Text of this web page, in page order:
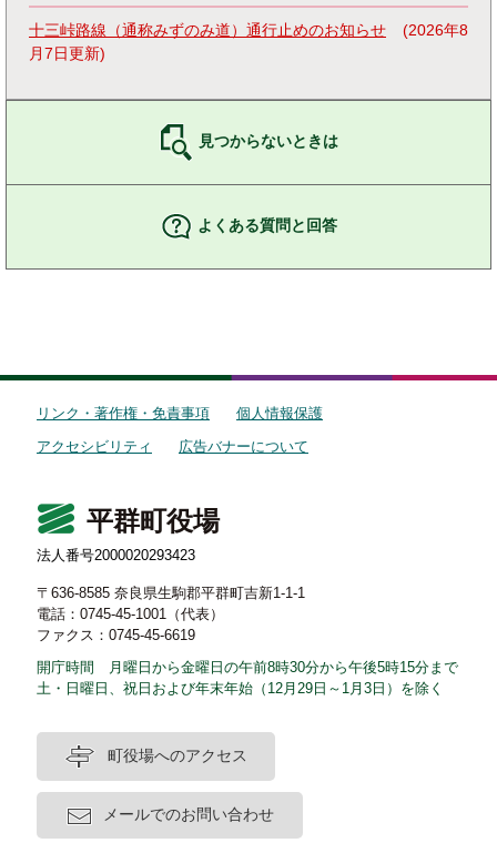
十三峠路線（通称みずのみ道）通行止めのお知らせ
2026年8
月7日更新
見つからないときは
よくある質問と回答
リンク・著作権・免責事項
個人情報保護
アクセシビリティ
広告バナーについて
平群町役場
法人番号2000020293423
〒636-8585 奈良県生駒郡平群町吉新1-1-1
電話：0745-45-1001（代表）
ファクス：0745-45-6619
開庁時間 月曜日から金曜日の午前8時30分から午後5時15分まで
土・日曜日、祝日および年末年始（12月29日～1月3日）を除く
町役場へのアクセス
メールでのお問い合わせ